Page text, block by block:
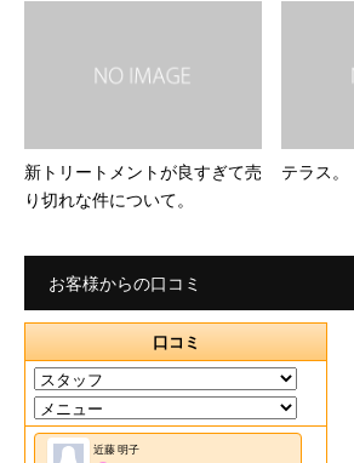
新トリートメントが良すぎて売
り切れな件について。
テラス。
お客様からの口コミ